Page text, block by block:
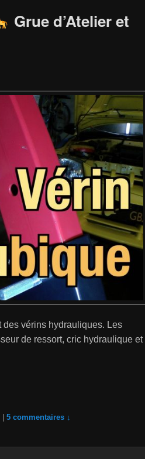
Grue d’Atelier et
vérins hydrauliques. Les
de ressort, cric hydraulique et
5 commentaires ↓